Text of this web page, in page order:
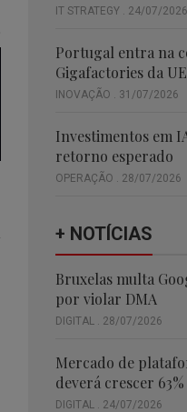
IT STRATEGY . 24/07/2026
Portugal entra na
Gigafactories da UE
INOVAÇÃO . 31/07/2026
Investimentos em
retorno esperado
OPERAÇÃO . 28/07/2026
+ NOTÍCIAS
Bruxelas multa
por violar DMA
DIGITAL . 28/07/2026
Mercado de
deverá crescer
DIGITAL . 24/07/2026